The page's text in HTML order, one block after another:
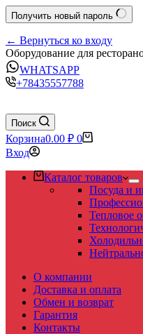
Получить новый пароль
← Вернуться ко входу
Оборудование для
WHATSAPP
+78435557788
Поиск
Корзина0.00 ₽ 0
Вход
Каталог товаров
Посуда и
Тепловое
О компании
Доставка и оплата
Обмен и возврат
Гарантия
Контакты